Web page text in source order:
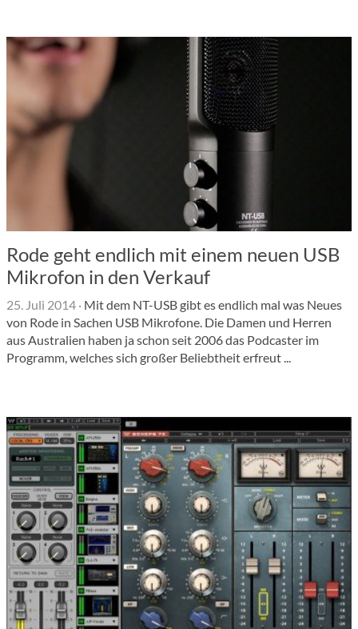
Rode geht endlich mit einem neuen USB
Mikrofon in den Verkauf
25. Juli 2014 · Mit dem NT-USB gibt es endlich mal was Neues
von Rode in Sachen USB Mikrofone. Die Damen und Herren
aus Australien haben ja schon seit 2006 das Podcaster im
Programm, welches sich großer Beliebtheit erfreut ...